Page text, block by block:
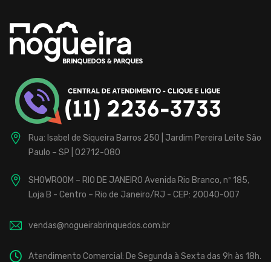
Rua: Isabel de Siqueira Barros 250 | Jardim Pereira Leite São
Paulo – SP | 02712-080
SHOWROOM – RIO DE JANEIRO Avenida Rio Branco, nº 185,
Loja B - Centro – Rio de Janeiro/RJ - CEP: 20040-007
vendas@nogueirabrinquedos.com.br
Atendimento Comercial: De Segunda à Sexta das 9h às 18h.